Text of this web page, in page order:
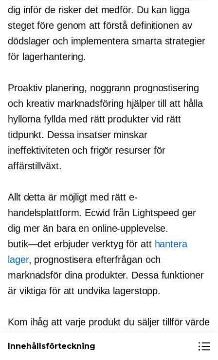
dig inför de risker det medför. Du kan ligga
steget före genom att förstå definitionen av
dödslager och implementera smarta strategier
för lagerhantering.
Proaktiv planering, noggrann prognostisering
och kreativ marknadsföring hjälper till att hålla
hyllorna fyllda med rätt produkter vid rätt
tidpunkt. Dessa insatser minskar
ineffektiviteten och frigör resurser för
affärstillväxt.
Allt detta är möjligt med rätt e-
handelsplattform. Ecwid från Lightspeed ger
dig mer än bara en online-upplevelse.
butik—det erbjuder verktyg för att hantera
lager, prognostisera efterfrågan och
marknadsför dina produkter. Dessa funktioner
är viktiga för att undvika lagerstopp.
Kom ihåg att varje produkt du säljer tillför värde
Innehållsförteckning